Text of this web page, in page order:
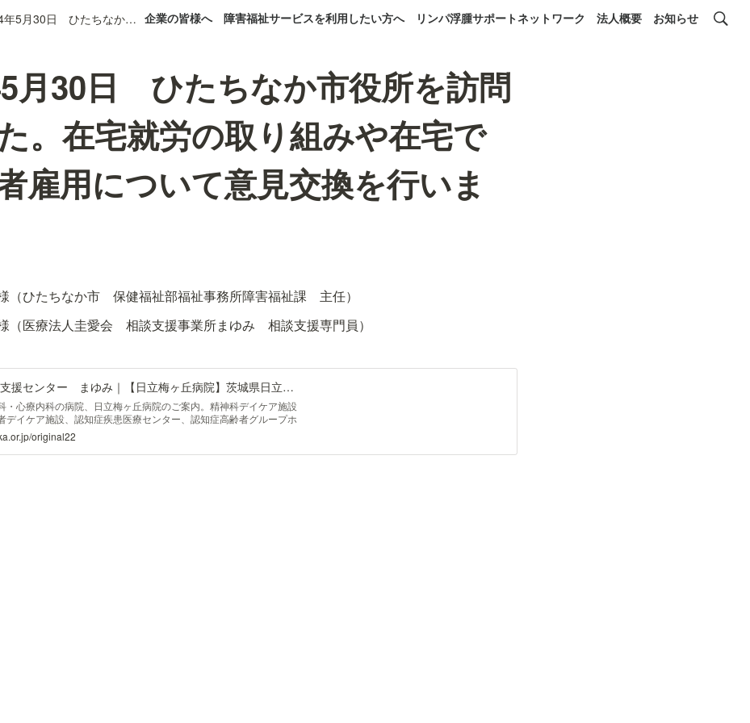
2024年5月30日 ひたちなか市役所を訪問しました。在宅就労の取り組みや在宅での障害者雇用について意見交換を行いました。 企業の皆様へ 障害福祉サービスを利用したい方へ リンパ浮腫サポートネットワーク 法人概要 お知らせ
月30日 ひたちなか市役所を訪問
。在宅就労の取り組みや在宅で
雇用について意見交換を行いま
（ひたちなか市　保健福祉部福祉事務所障害福祉課　主任）
（医療法人圭愛会　相談支援事業所まゆみ　相談支援専門員）
障害者就業・生活支援センター まゆみ｜【日立梅ヶ丘病院】茨城県日立市の精神科・心療内科の病院
・心療内科の病院、日立梅ヶ丘病院のご案内。精神科デイケア施設
デイケア施設、認知症疾患医療センター、認知症高齢者グループホ
施設を併設。物忘れ外来も行っております。障害者就業・生活支援
ージ。
original22